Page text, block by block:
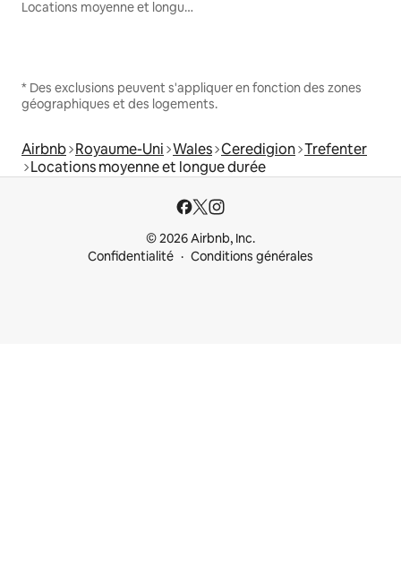
Locations moyenne et longue durée
* Des exclusions peuvent s'appliquer en fonction des zones
géographiques et des logements.
Airbnb Royaume-Uni Wales Ceredigion Trefenter
Locations moyenne et longue durée
© 2026 Airbnb, Inc.
Confidentialité
Conditions générales